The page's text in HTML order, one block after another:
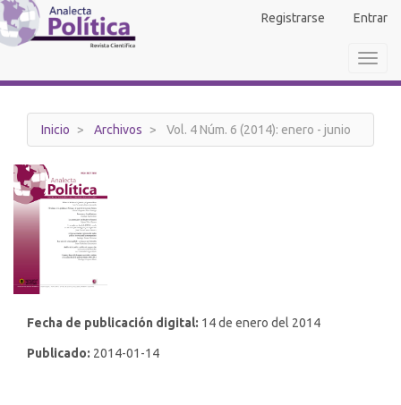
Navegación
principal
Contenido
Barra
Registrarse Entrar
Inicio Archivos Vol. 4 Núm. 6 (2014): enero - junio
Fecha de publicación digital: 14 de enero del 2014
Publicado: 2014-01-14